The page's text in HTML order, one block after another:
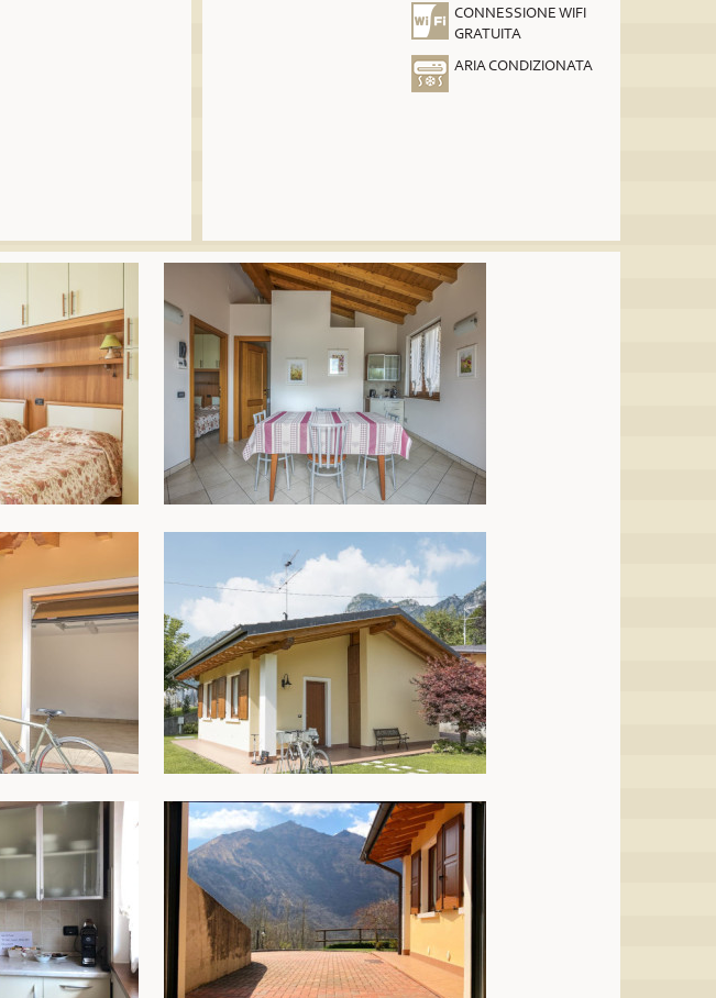
CONNESSIONE WIFI
GRATUITA
ARIA CONDIZIONATA